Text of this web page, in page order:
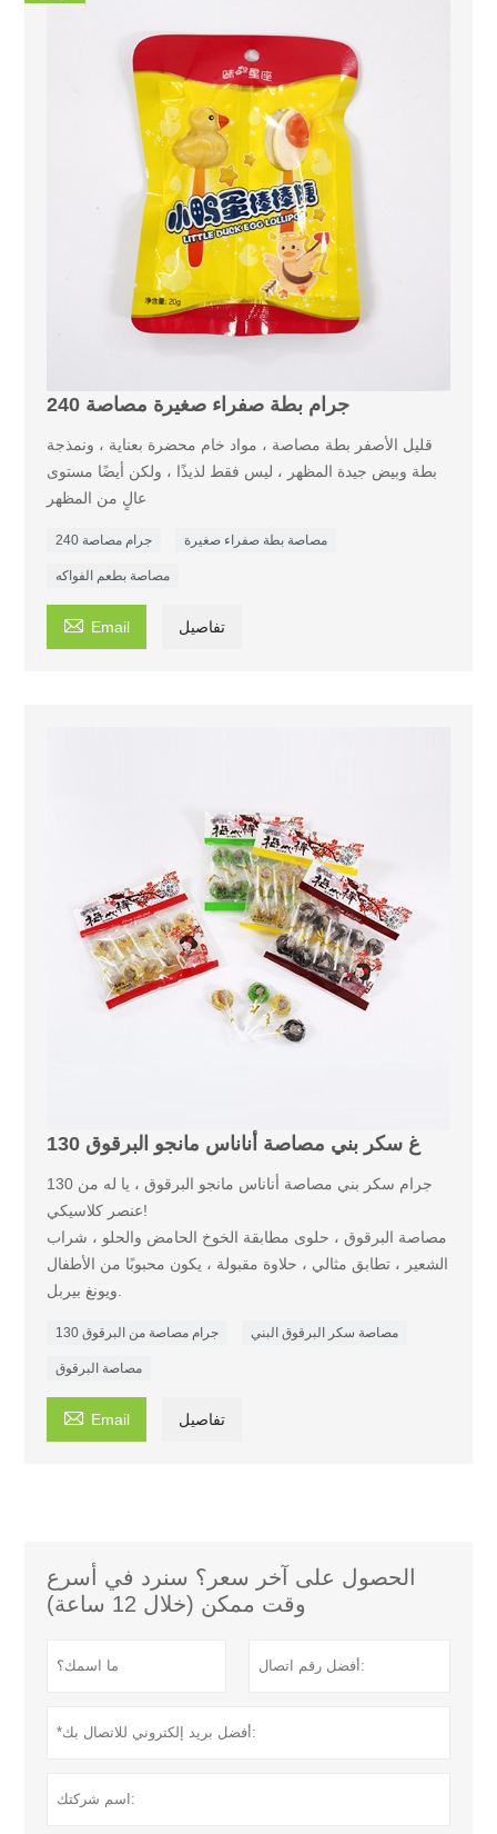
240 جرام بطة صفراء صغيرة مصاصة
قليل الأصفر بطة مصاصة ، مواد خام محضرة بعناية ، ونمذجة
بطة وبيض جيدة المظهر ، ليس فقط لذيذًا ، ولكن أيضًا مستوى
عالٍ من المظهر
240 جرام مصاصة مصاصة بطة صفراء صغيرة
مصاصة بطعم الفواكه
 Email تفاصيل
130 غ سكر بني مصاصة أناناس مانجو البرقوق
130 جرام سكر بني مصاصة أناناس مانجو البرقوق ، يا له من
عنصر كلاسيكي!
مصاصة البرقوق ، حلوى مطابقة الخوخ الحامض والحلو ، شراب
الشعير ، تطابق مثالي ، حلاوة مقبولة ، يكون محبوبًا من الأطفال
ويونغ بيربل.
130 جرام مصاصة من البرقوق مصاصة سكر البرقوق البني
مصاصة البرقوق
 Email تفاصيل
الحصول على آخر سعر؟ سنرد في أسرع
وقت ممكن (خلال 12 ساعة)